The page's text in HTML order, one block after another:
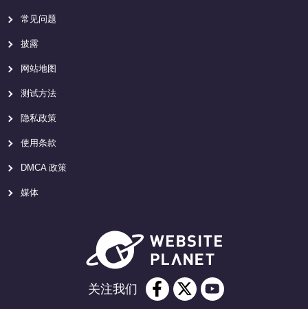
常见问题
披露
网站地图
测试方法
隐私政策
使用条款
DMCA 政策
媒体
关注我们